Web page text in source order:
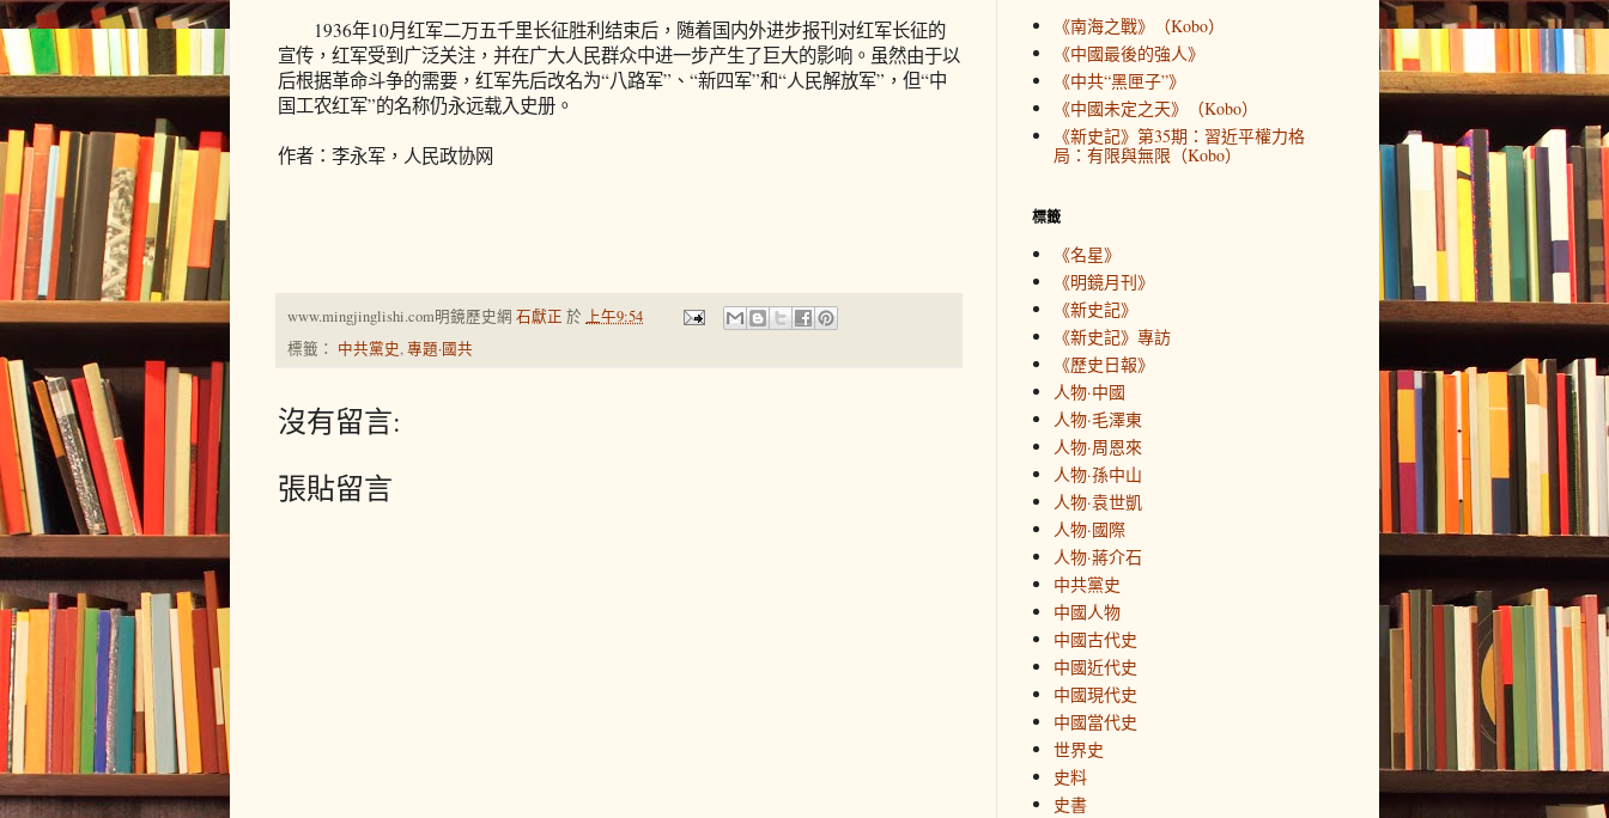
1936年10月红军二万五千里长征胜利结束后，随着国内外进步报刊对红军长征的
宣传，红军受到广泛关注，并在广大人民群众中进一步产生了巨大的影响。虽然由于以
后根据革命斗争的需要，红军先后改名为“八路军”、“新四军”和“人民解放军”，但“中
国工农红军”的名称仍永远载入史册。
作者：李永军，人民政协网
www.mingjinglishi.com明鏡歷史網 石獻正 於 上午9:54
標籤： 中共黨史,專題·國共
沒有留言:
張貼留言
《南海之戰》（Kobo）
《中國最後的強人》
《中共“黑匣子”》
《中國未定之天》（Kobo）
《新史記》第35期：習近平權力格
局：有限與無限（Kobo）
標籤
《名星》
《明鏡月刊》
《新史記》
《新史記》專訪
《歷史日報》
人物·中國
人物·毛澤東
人物·周恩來
人物·孫中山
人物·袁世凱
人物·國際
人物·蔣介石
中共黨史
中國人物
中國古代史
中國近代史
中國現代史
中國當代史
世界史
史料
史書